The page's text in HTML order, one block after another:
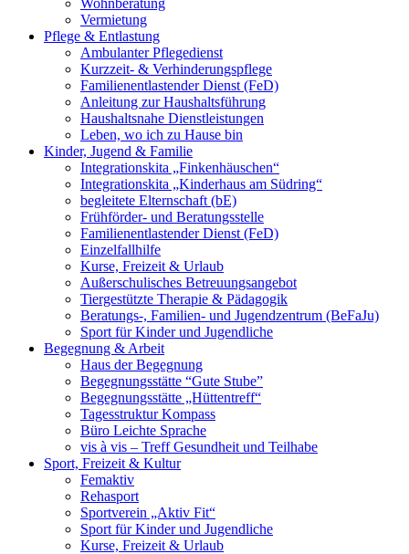
Wohnberatung
Vermietung
Pflege & Entlastung
Ambulanter Pflegedienst
Kurzzeit- & Verhinderungspflege
Familienentlastender Dienst (FeD)
Anleitung zur Haushaltsführung
Haushaltsnahe Dienstleistungen
Leben, wo ich zu Hause bin
Kinder, Jugend & Familie
Integrationskita „Finkenhäuschen“
Integrationskita „Kinderhaus am Südring“
begleitete Elternschaft (bE)
Frühförder- und Beratungsstelle
Familienentlastender Dienst (FeD)
Einzelfallhilfe
Kurse, Freizeit & Urlaub
Außerschulisches Betreuungsangebot
Tiergestützte Therapie & Pädagogik
Beratungs-, Familien- und Jugendzentrum (BeFaJu)
Sport für Kinder und Jugendliche
Begegnung & Arbeit
Haus der Begegnung
Begegnungsstätte “Gute Stube”
Begegnungsstätte „Hüttentreff“
Tagesstruktur Kompass
Büro Leichte Sprache
vis à vis – Treff Gesundheit und Teilhabe
Sport, Freizeit & Kultur
Femaktiv
Rehasport
Sportverein „Aktiv Fit“
Sport für Kinder und Jugendliche
Kurse, Freizeit & Urlaub